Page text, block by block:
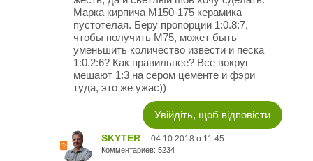
Марка кирпича М150-175 керамика
пустотелая. Беру пропорции 1:0.8:7,
чтобы получить М75, может быть
уменьшить количество извести и песка
1:0.2:6? Как правильнее? Все вокруг
мешают 1:3 на сером цементе и фэри
туда, это же ужас))
Увійдіть, щоб відповісти
SKYTER 04.10.2018 о 11:45
Комментариев: 5234